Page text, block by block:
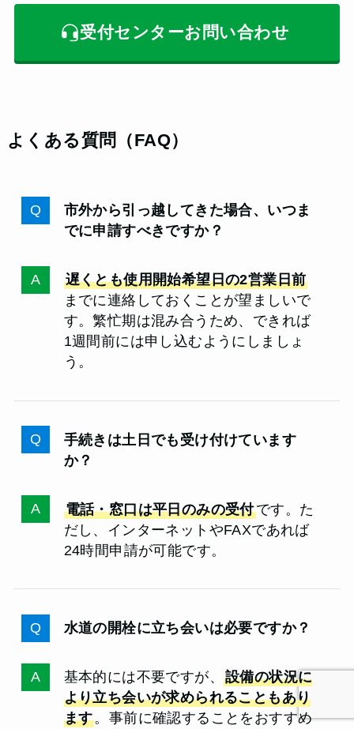
受付センターお問い合わせ
よくある質問（FAQ）
市外から引っ越してきた場合、いつま
でに申請すべきですか？
遅くとも使用開始希望日の2営業日前
までに連絡しておくことが望ましいで
す。繁忙期は混み合うため、できれば
1週間前には申し込むようにしましょ
う。
手続きは土日でも受け付けています
か？
電話・窓口は平日のみの受付です。た
だし、インターネットやFAXであれば
24時間申請が可能です。
水道の開栓に立ち会いは必要ですか？
基本的には不要ですが、設備の状況に
より立ち会いが求められることもあり
ます。事前に確認することをおすすめ